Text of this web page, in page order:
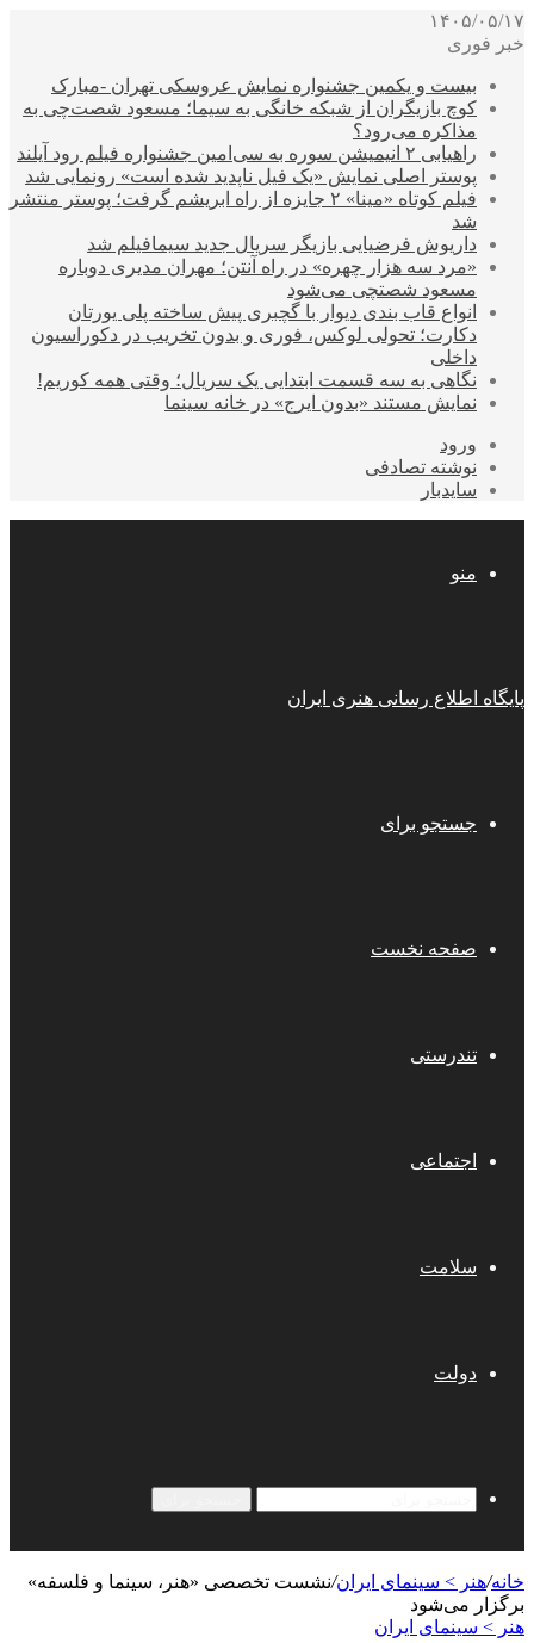
۱۴۰۵/۰۵/۱۷
خبر فوری
بیست و یکمین جشنواره نمایش عروسکی تهران -مبارک
کوچ بازیگران از شبکه خانگی به سیما؛ مسعود شصت‌چی به
مذاکره می‌رود؟
راهیابی ۲ انیمیشن سوره به سی‌امین جشنواره فیلم رود آیلند
پوستر اصلی نمایش «یک فیل ناپدید شده است» رونمایی شد
فیلم کوتاه «مینا» ۲ جایزه از راه ابریشم گرفت؛ پوستر منتشر
شد
داریوش فرضیایی بازیگر سریال جدید سیمافیلم شد
«مرد سه هزار چهره» در راه آنتن؛ مهران مدیری دوباره
مسعود شصتچی می‌شود
انواع قاب بندی دیوار با گچبری پیش ساخته پلی یورتان
دکارت؛ تحولی لوکس، فوری و بدون تخریب در دکوراسیون
داخلی
نگاهی به سه قسمت ابتدایی یک سریال؛ وقتی همه کوریم!
نمایش مستند «بدون ایرج» در خانه سینما
ورود
نوشته تصادفی
سایدبار
منو
پایگاه اطلاع رسانی هنری ایران
جستجو برای
صفحه نخست
تندرستی
اجتماعی
سلامت
دولت
خانه/هنر > سینمای ایران/نشست تخصصی «هنر، سینما و فلسفه»
برگزار می‌شود
هنر > سینمای ایران